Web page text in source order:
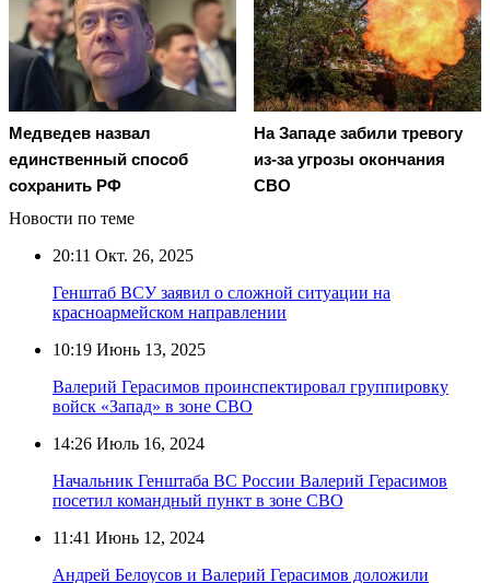
Медведев назвал
единственный способ
сохранить РФ
На Западе забили тревогу
из-за угрозы окончания
СВО
Новости по теме
20:11 Окт. 26, 2025
Генштаб ВСУ заявил о сложной ситуации на
красноармейском направлении
10:19 Июнь 13, 2025
Валерий Герасимов проинспектировал группировку
войск «Запад» в зоне СВО
14:26 Июль 16, 2024
Начальник Генштаба ВС России Валерий Герасимов
посетил командный пункт в зоне СВО
11:41 Июнь 12, 2024
Андрей Белоусов и Валерий Герасимов доложили